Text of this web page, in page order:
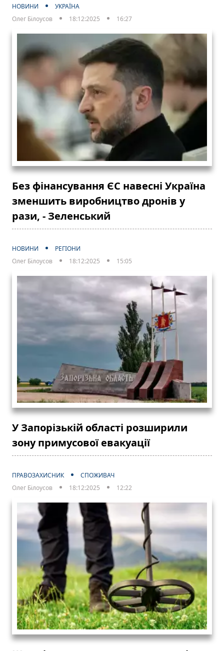
НОВИНИ
УКРАЇНА
Олег Білоусов
18:12:2025 16:27
Без фінансування ЄС навесні Україна
зменшить виробництво дронів у
рази, - Зеленський
НОВИНИ
РЕГІОНИ
Олег Білоусов
18:12:2025 15:05
У Запорізькій області розширили
зону примусової евакуації
ПРАВОЗАХИСНИК
СПОЖИВАЧ
Олег Білоусов
18:12:2025 12:22